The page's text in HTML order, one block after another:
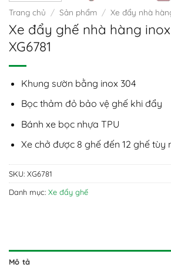
Trang chủ / Sản phẩm / Xe đẩy nhà
Xe đẩy ghế nhà hàng
XG6781
Khung sườn bằng inox 304
Bọc thảm đỏ bảo vệ ghế khi đẩy
Bánh xe bọc nhựa TPU
Xe chở được 8 ghế đến 12 ghế tùy
SKU: XG6781
Danh mục: Xe đẩy ghế
Mô tả